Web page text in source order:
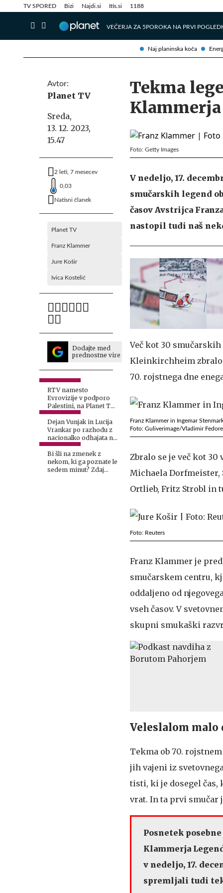
Naj planinska koča
TV SPORED Bizi Najdi.si Itis.si 1188
VEČERJA ZA 5POROKA NA PRVI POGLED
Info in obvestila Tehnik
Avtor:
Planet TV
Sreda,
13. 12. 2023,
15.47
2 leti, 7 mesecev
0,03
Natisni članek
Planet TV
Franz Klammer
Jure Košir
Ivica Kostelić
Dodajte med
prednostne vire
RTV namesto
Evrovizije v podporo
Palestini, na Planet TV
z drugačno potezo
Dejan Vunjak in Lucija
Vrankar po razhodu z
nacionalko odhajata na
Planet TV
Bi šli na zmenek z
nekom, ki ga poznate le
sedem minut? Zdaj
Tekma
Foto: Getty Images
V nedeljo, 17.
smučarskih legend
časov Avstrijca
nastopil tudi naš
Več kot 30
Kleinkirchheim zbralo
70. rojstnega dne
Franz Klammer in Ingemar
Foto: Guliverimage/Vladimir
Zbralo se je več kot
Michaela Dorfmeister,
Ortlieb, Fritz Strobl in
Foto: Reuters
Franz Klammer je
smučarskem centru,
oddaljeno od
vseh časov. V
skupni smukaški
Veleslalom malo
Tekma ob 70.
jih vajeni iz
tisti, ki je dosegel čas,
vrat. In ta prvi smučar
Posnetek
Klammerja
v nedeljo, 17.
spremljali tudi